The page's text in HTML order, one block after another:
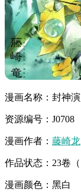
漫画名称：封神演
资源编号：J0708
漫画作者： 藤崎龙
作品状态：23卷（
漫画颜色：黑白